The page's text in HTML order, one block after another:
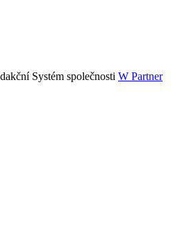
Systém společnosti W Partner